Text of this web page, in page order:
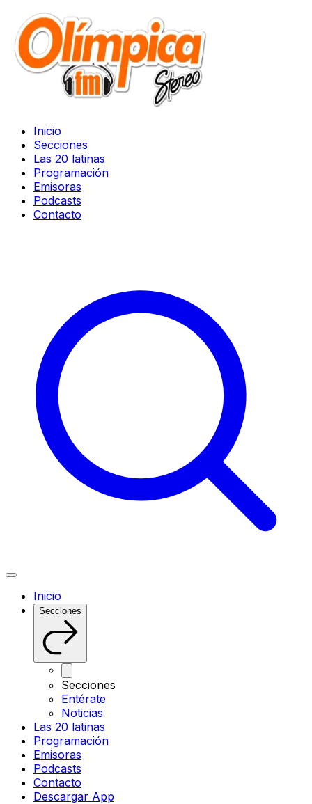
Inicio
Secciones
Las 20 latinas
Programación
Emisoras
Podcasts
Contacto
Inicio
Secciones
Secciones
Entérate
Noticias
Las 20 latinas
Programación
Emisoras
Podcasts
Contacto
Descargar App